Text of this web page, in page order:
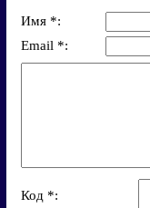
Имя *:
Email *:
Код *: